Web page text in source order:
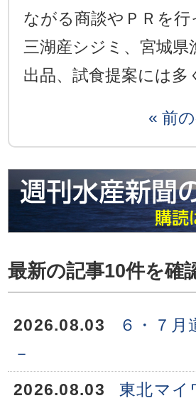
ながる商談やＰＲを
三湖産シジミ、宮城
出品、試食提案には
« 前
最新の記事10件を確
2026.08.03
６・７
－
2026.08.03
東北マイ